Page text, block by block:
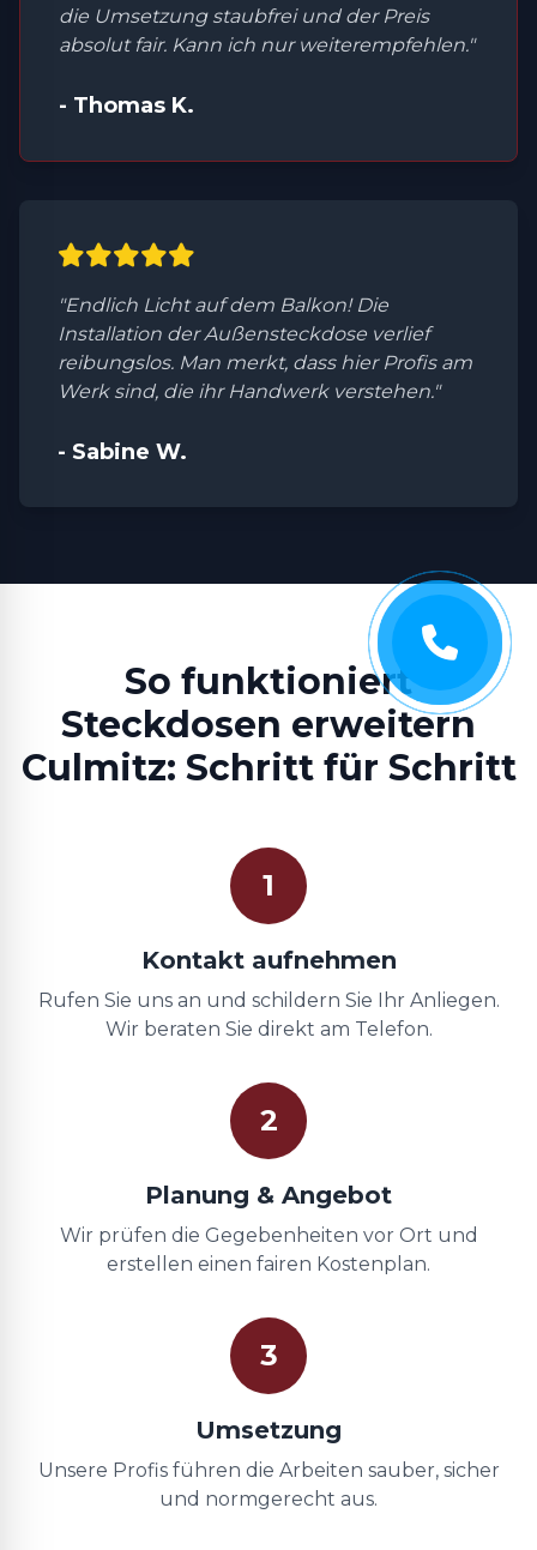
die Umsetzung staubfrei und der Preis
absolut fair. Kann ich nur weiterempfehlen."
- Thomas K.
"Endlich Licht auf dem Balkon! Die
Installation der Außensteckdose verlief
reibungslos. Man merkt, dass hier Profis am
Werk sind, die ihr Handwerk verstehen."
- Sabine W.
So funktioniert
Steckdosen erweitern
Culmitz: Schritt für Schritt
1
Kontakt aufnehmen
Rufen Sie uns an und schildern Sie Ihr Anliegen.
Wir beraten Sie direkt am Telefon.
2
Planung & Angebot
Wir prüfen die Gegebenheiten vor Ort und
erstellen einen fairen Kostenplan.
3
Umsetzung
Unsere Profis führen die Arbeiten sauber, sicher
und normgerecht aus.